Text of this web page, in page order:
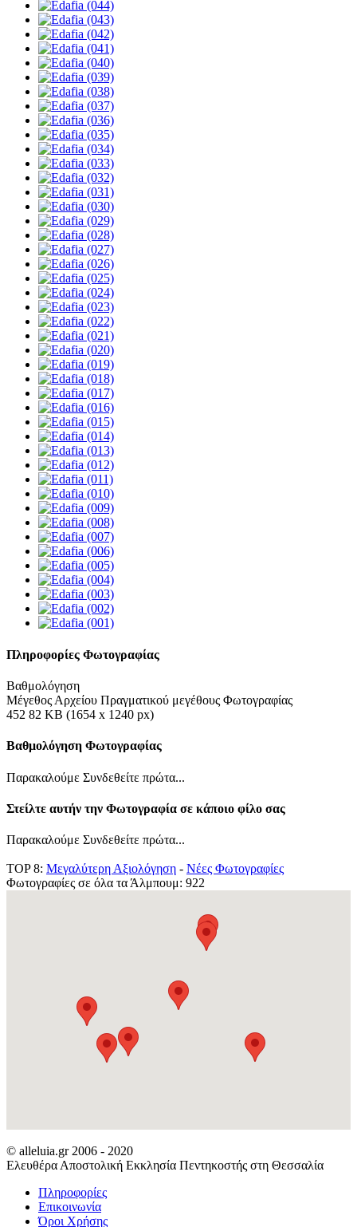
Πληροφορίες Φωτογραφίας
Βαθμολόγηση
Μέγεθος Αρχείου Πραγματικού μεγέθους Φωτογραφίας
452 82 KB (1654 x 1240 px)
Βαθμολόγηση Φωτογραφίας
Παρακαλούμε Συνδεθείτε πρώτα...
Στείλτε αυτήν την Φωτογραφία σε κάποιο φίλο σας
Παρακαλούμε Συνδεθείτε πρώτα...
TOP 8: Μεγαλύτερη Αξιολόγηση - Νέες Φωτογραφίες
Φωτογραφίες σε όλα τα Άλμπουμ: 922
© alleluia.gr 2006 - 2020
Ελευθέρα Αποστολική Εκκλησία Πεντηκοστής στη Θεσσαλία
Πληροφορίες
Επικοινωνία
Όροι Χρήσης